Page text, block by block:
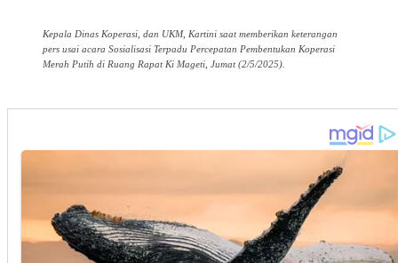
Kepala Dinas Koperasi, dan UKM, Kartini saat memberikan keterangan
pers usai acara Sosialisasi Terpadu Percepatan Pembentukan Koperasi
Merah Putih di Ruang Rapat Ki Mageti, Jumat (2/5/2025).